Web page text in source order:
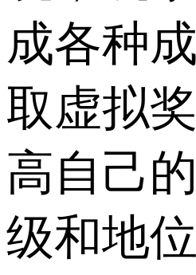
成各种
取虚拟
高自己
级和地位